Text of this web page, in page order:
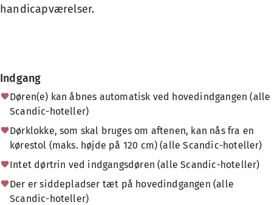
handicapværelser.
Indgang
Døren(e) kan åbnes automatisk ved hovedindgangen (alle
Scandic-hoteller)
Dørklokke, som skal bruges om aftenen, kan nås fra en
kørestol (maks. højde på 120 cm) (alle Scandic-hoteller)
Intet dørtrin ved indgangsdøren (alle Scandic-hoteller)
Der er siddepladser tæt på hovedindgangen (alle
Scandic-hoteller)